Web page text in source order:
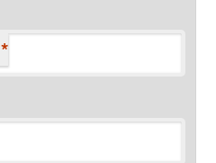
*